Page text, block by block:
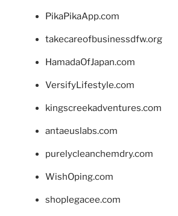
PikaPikaApp.com
takecareofbusinessdfw.org
HamadaOfJapan.com
VersifyLifestyle.com
kingscreekadventures.com
antaeuslabs.com
purelycleanchemdry.com
WishOping.com
shoplegacee.com